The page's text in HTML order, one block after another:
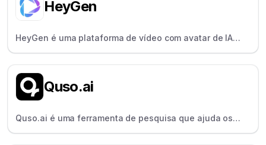
HeyGen
HeyGen é uma plataforma de vídeo com avatar de IA
onde os utilizadores digitam um script para obter um
instrutores.Quso.ai
Quso.ai é uma ferramenta de pesquisa que ajuda os
criadores a transformar instantaneamente os vídeos do